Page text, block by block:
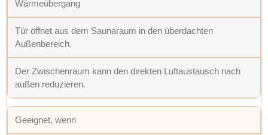
Wärmeübergang
Tür öffnet aus dem Saunaraum in den überdachten
Außenbereich.
Der Zwischenraum kann den direkten Luftaustausch nach
außen reduzieren.
Geeignet, wenn